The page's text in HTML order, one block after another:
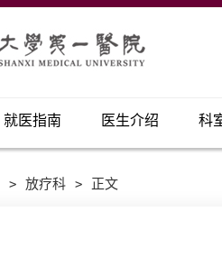
就医指南 医生介绍 科
> 放疗科 > 正文